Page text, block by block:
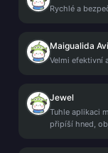
Rychlé a
Maigualida
Velmi efektivní
Jewel
Tuhle aplikaci
připíší hned,